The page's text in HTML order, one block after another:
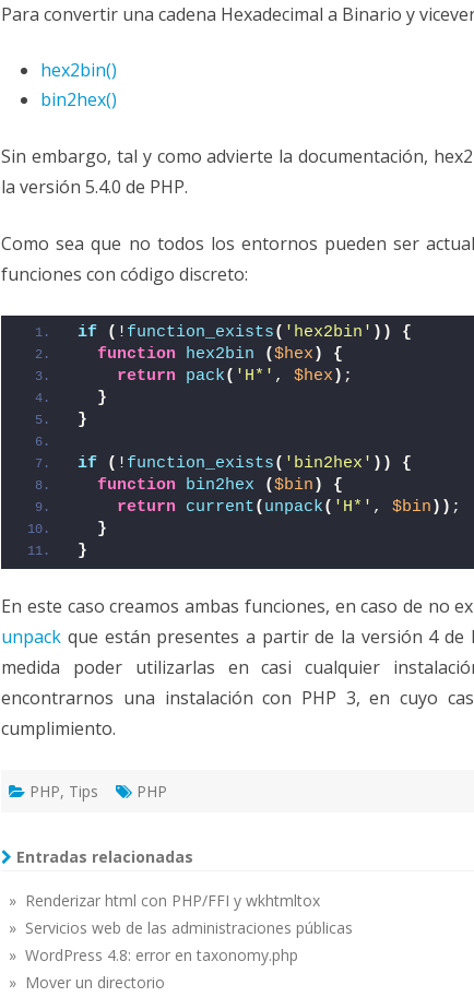
a
Binario
Para convertir una cadena Hexadecimal a Binario y
hex2bin()
bin2hex()
Sin embargo, tal y como advierte la documentación,
la versión 5.4.0 de PHP.
Como sea que no todos los entornos pueden ser
funciones con código discreto:
if ( ! function_exists( 'hex2bin' ))
{
function
hex2bin ($hex )
{
return
pack( 'H*' , $hex ) ;
}
}
if ( ! function_exists( 'bin2hex' ))
{
function
bin2hex ($bin )
{
return
current( unpack( 'H*' , $bin )) ;
}
}
En este caso creamos ambas funciones, en caso de no
unpack que están presentes a partir de la versión 4
medida poder utilizarlas en casi cualquier
encontrarnos una instalación con PHP 3, en cuyo
cumplimiento.
PHP, Tips PHP
Entradas relacionadas
» Renderizar html con PHP/FFI y wkhtmltox
» Servicios web de las administraciones públicas
» WordPress 4.8: error en taxonomy.php
» Mover un directorio